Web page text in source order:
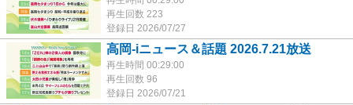
再生回数 223
登録日 2026/07/27
高岡-iニュース＆話題 2026.7.21放送
再生時間 00:29:00
再生回数 96
登録日 2026/07/21